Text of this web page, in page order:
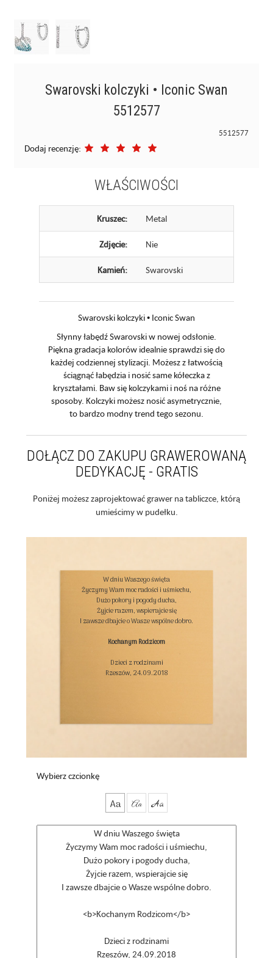
Swarovski kolczyki • Iconic Swan
5512577
5512577
Dodaj recenzję:
WŁAŚCIWOŚCI
Kruszec: Metal
Zdjęcie: Nie
Kamień: Swarovski
Swarovski kolczyki • Iconic Swan
Słynny łabędź Swarovski w nowej odsłonie.
Piękna gradacja kolorów idealnie sprawdzi się do
każdej codziennej stylizacji. Możesz z łatwością
ściągnąć łabędzia i nosić same kółeczka z
kryształami. Baw się kolczykami i noś na różne
sposoby. Kolczyki możesz nosić asymetrycznie,
to bardzo modny trend tego sezonu.
DOŁĄCZ DO ZAKUPU GRAWEROWANĄ
DEDYKACJĘ - GRATIS
Poniżej możesz zaprojektować grawer na tabliczce, którą
umieścimy w pudełku.
W dniu Waszego święta
Życzymy Wam moc radości i uśmiechu,
Dużo pokory i pogody ducha,
Żyjcie razem, wspierajcie się
I zawsze dbajcie o Wasze wspólne dobro.
Kochanym Rodzicom
Dzieci z rodzinami
Rzeszów, 24.09.2018
Wybierz czcionkę
Aa Aa Aa